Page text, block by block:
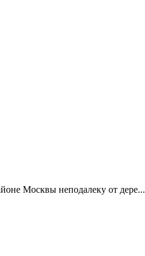
Москвы неподалеку от дере...